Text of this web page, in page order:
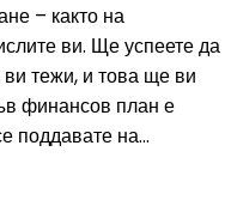
– както на
ви. Ще успеете да
тежи, и това ще ви
финансов план е
поддавате на...